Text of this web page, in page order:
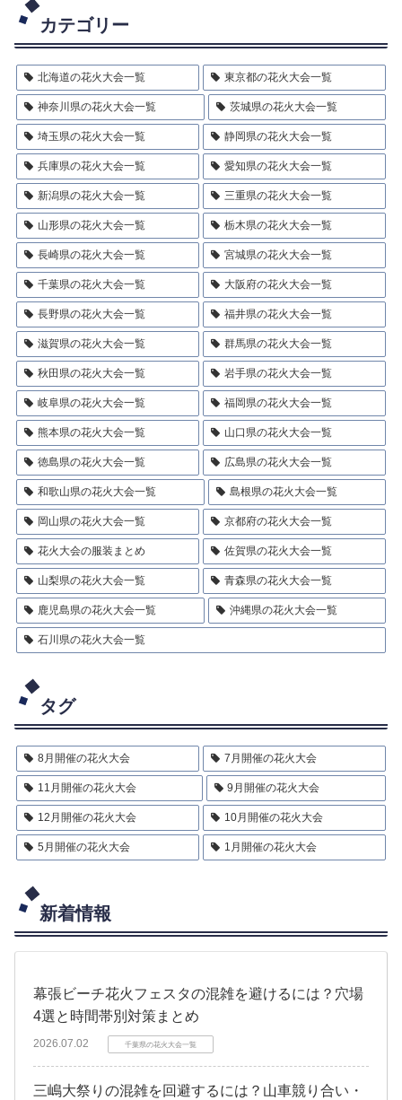
カテゴリー
北海道の花火大会一覧 東京都の花火大会一覧
神奈川県の花火大会一覧 茨城県の花火大会一覧
埼玉県の花火大会一覧 静岡県の花火大会一覧
兵庫県の花火大会一覧 愛知県の花火大会一覧
新潟県の花火大会一覧 三重県の花火大会一覧
山形県の花火大会一覧 栃木県の花火大会一覧
長崎県の花火大会一覧 宮城県の花火大会一覧
千葉県の花火大会一覧 大阪府の花火大会一覧
長野県の花火大会一覧 福井県の花火大会一覧
滋賀県の花火大会一覧 群馬県の花火大会一覧
秋田県の花火大会一覧 岩手県の花火大会一覧
岐阜県の花火大会一覧 福岡県の花火大会一覧
熊本県の花火大会一覧 山口県の花火大会一覧
徳島県の花火大会一覧 広島県の花火大会一覧
和歌山県の花火大会一覧 島根県の花火大会一覧
岡山県の花火大会一覧 京都府の花火大会一覧
花火大会の服装まとめ 佐賀県の花火大会一覧
山梨県の花火大会一覧 青森県の花火大会一覧
鹿児島県の花火大会一覧 沖縄県の花火大会一覧
石川県の花火大会一覧
タグ
8月開催の花火大会 7月開催の花火大会
11月開催の花火大会 9月開催の花火大会
12月開催の花火大会 10月開催の花火大会
5月開催の花火大会 1月開催の花火大会
新着情報
幕張ビーチ花火フェスタの混雑を避けるには？穴場
4選と時間帯別対策まとめ
2026.07.02 千葉県の花火大会一覧
三嶋大祭りの混雑を回避するには？山車競り合い・